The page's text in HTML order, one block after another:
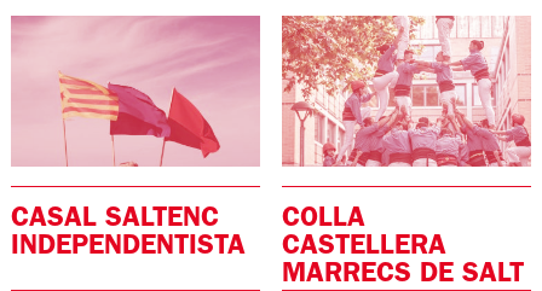
CASAL SALTENC
INDEPENDENTISTA
COLLA
CASTELLERA
MARRECS DE SALT